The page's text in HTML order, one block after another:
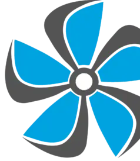
электроплитами. Фильтр
состоит из металлической
рамки и фильтрующего
элемента. Конструкция
фильтра не разборная и
выполнена из
оцинкованной стали